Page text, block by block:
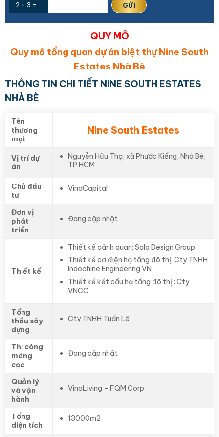
2 + 3 =
QUY MÔ
Quy mô tổng quan dự án biệt thự Nine South
Estates Nhà Bè
THÔNG TIN CHI TIẾT NINE SOUTH ESTATES
NHÀ BÈ
Tên
thương
mại
Nine South Estates
Vị trí dự
án
Nguyễn Hữu Thọ, xã Phước Kiểng, Nhà Bè,
TP.HCM
Chủ đầu
tư
VinaCapital
Đơn vị
phát
triển
Đang cập nhật
Thiết kế
Thiết kế cảnh quan: Sala Design Group
Thiết kế cơ điện hạ tầng đô thị: Cty TNHH
Indochine Engineering VN
Thiết kế kết cấu hạ tầng đô thị : Cty
VNCC
Tổng
thầu xây
dựng
Cty TNHH Tuấn Lê
Thi công
móng
cọc
Đang cập nhật
Quản lý
và vận
hành
VinaLiving – FQM Corp
Tổng
diện tích
13000m2